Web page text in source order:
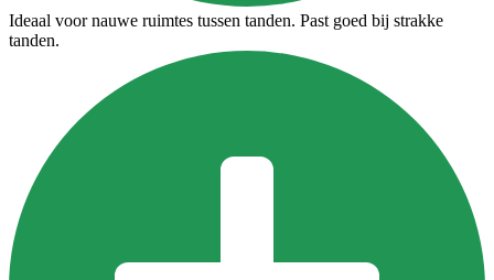
Ideaal voor nauwe ruimtes tussen tanden. Past goed bij strakke
tanden.